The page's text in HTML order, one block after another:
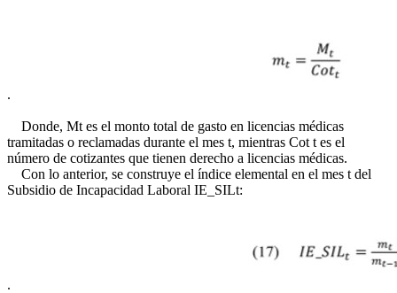
.
Donde, Mt es el monto total de gasto en licencias médicas
tramitadas o reclamadas durante el mes t, mientras Cot t es el
número de cotizantes que tienen derecho a licencias médicas.
Con lo anterior, se construye el índice elemental en el mes t del
Subsidio de Incapacidad Laboral IE_SILt:
.